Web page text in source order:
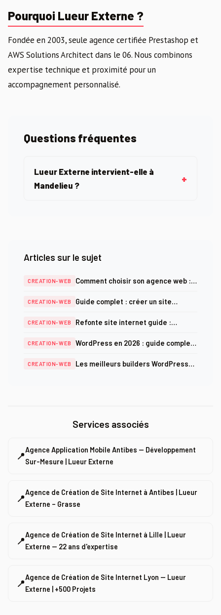
Pourquoi Lueur Externe ?
Fondée en 2003, seule agence certifiée Prestashop et
AWS Solutions Architect dans le 06. Nous combinons
expertise technique et proximité pour un
accompagnement personnalisé.
Questions fréquentes
Lueur Externe intervient-elle à
Mandelieu ?
Articles sur le sujet
CREATION-WEB
Comment choisir son agence web :
2025
CREATION-WEB
Guide complet : créer un site
CREATION-WEB
Refonte site internet guide :
SEO 2025
CREATION-WEB
WordPress en 2026 : guide complet
CREATION-WEB
Les meilleurs builders WordPress
Services associés
📍
Agence Application Mobile Antibes — Développement
Sur-Mesure | Lueur Externe
📍
Agence de Création de Site Internet à Antibes | Lueur
Externe – Grasse
📍
Agence de Création de Site Internet à Lille | Lueur
Externe — 22 ans d'expertise
📍
Agence de Création de Site Internet Lyon — Lueur
Externe | +500 Projets